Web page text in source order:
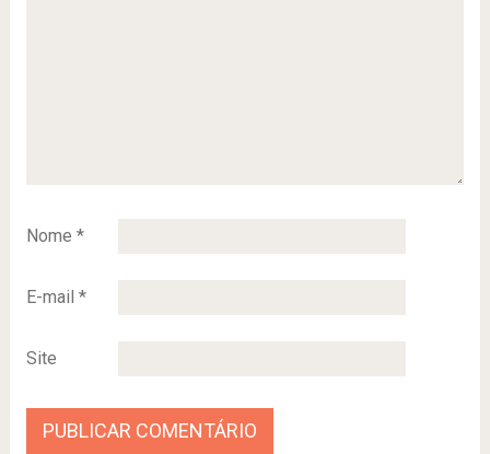
Nome *
E-mail *
Site